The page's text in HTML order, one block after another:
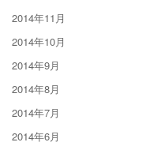
2014年11月
2014年10月
2014年9月
2014年8月
2014年7月
2014年6月